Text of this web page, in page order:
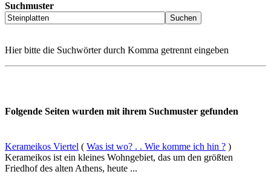
Suchmuster
Hier bitte die Suchwörter durch Komma getrennt eingeben
Folgende Seiten wurden mit ihrem Suchmuster gefunden
Kerameikos Viertel ( Was ist wo? . . Wie komme ich hin ? )
Kerameikos ist ein kleines Wohngebiet, das um den größten
Friedhof des alten Athens, heute ...